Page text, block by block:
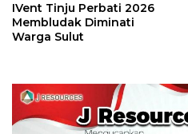
IVent Tinju Perbati 2026
Membludak Diminati
Warga Sulut